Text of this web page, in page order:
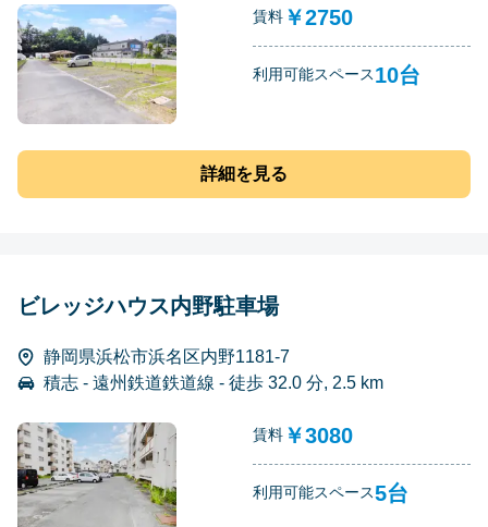
賃料 ￥2750
利用可能スペース10台
詳細を見る
ビレッジハウス内野駐車場
静岡県浜松市浜名区内野1181-7
積志 - 遠州鉄道鉄道線 - 徒歩 32.0 分, 2.5 km
賃料 ￥3080
利用可能スペース5台